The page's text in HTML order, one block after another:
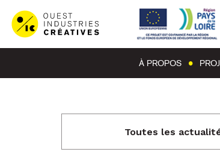
À PROPOS
Toutes les